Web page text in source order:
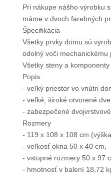
Pri nákupe nášho výrobku
máme v dvoch farebných
Špecifikácia
Všetky prvky domu sú
odolný voči
Všetky steny a
Popis
- veľký priestor vo vnútri
- veľké, široké otvorené
- zabezpečené
Rozmery
- 119 x 108 x 108 cm
- veľkosť okna 50 x 40 cm,
- vstupné rozmery 50 x 97
- hmotnosť v balení 18,72